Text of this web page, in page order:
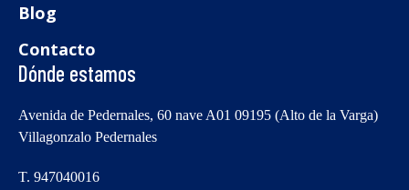
Blog
Contacto
Dónde estamos
Avenida de Pedernales, 60 nave A01 09195 (Alto de la Varga)
Villagonzalo Pedernales
T. 947040016